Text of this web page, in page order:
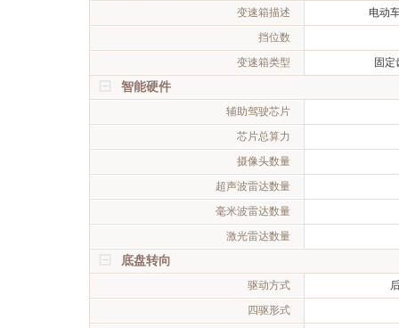
变速箱描述
电动
挡位数
变速箱类型
固定
智能硬件
辅助驾驶芯片
芯片总算力
摄像头数量
超声波雷达数量
毫米波雷达数量
激光雷达数量
底盘转向
驱动方式
四驱形式